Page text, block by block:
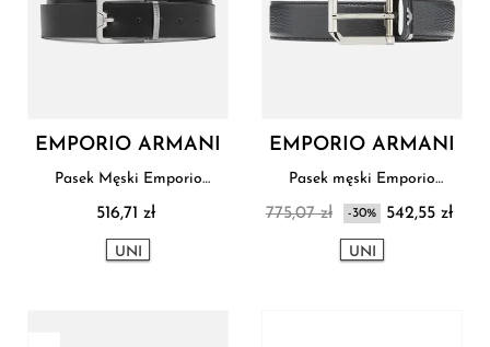
EMPORIO ARMANI
Pasek Męski Emporio
516,71 zł
UNI
EMPORIO ARMANI
Pasek męski Emporio
775,07 zł -30% 542,55 zł
UNI